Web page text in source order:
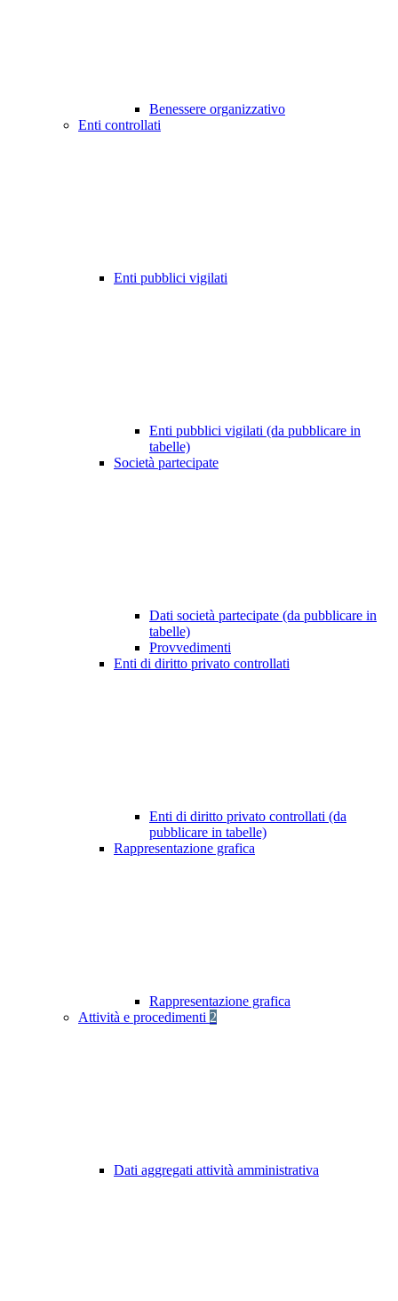
Benessere organizzativo
Enti controllati
Enti pubblici vigilati
Enti pubblici vigilati (da pubblicare in
tabelle)
Società partecipate
Dati società partecipate (da pubblicare in
tabelle)
Provvedimenti
Enti di diritto privato controllati
Enti di diritto privato controllati (da
pubblicare in tabelle)
Rappresentazione grafica
Rappresentazione grafica
Attività e procedimenti 2
Dati aggregati attività amministrativa